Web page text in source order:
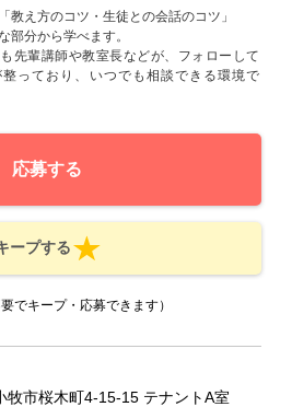
教え方のコツ・生徒との会話のコツ」
部分から学べます。
先輩講師や教室長などが、フォローして
整っており、いつでも相談できる環境で
応募する
ープする
要でキープ・応募できます）
牧市桜木町4-15-15 テナントA室